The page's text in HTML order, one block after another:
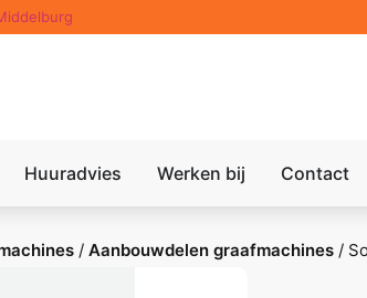
Huuradvies Werken bij Contact
/Aanbouwdelen graafmachines /